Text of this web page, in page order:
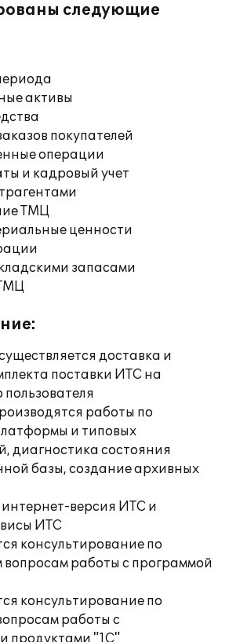
следующие
активы
покупателей
операции
и кадровый учет
ТМЦ
ценности
запасами
доставка и
поставки ИТС на
пользователя
работы по
и типовых
диагностика состояния
базы, создание архивных
интернет-версия ИТС и
ИТС
консультирование по
вопросам работы с программой
консультирование по
работы с
продуктами "1С"